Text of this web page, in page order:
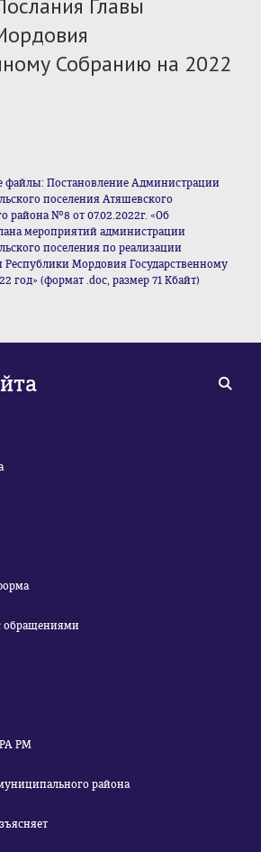
Главы
Собранию на 2022
файлы: Постановление Администрации
поселения Атяшевского
района №8 от 07.02.2022г. «Об
мероприятий администрации
поселения по реализации
Республики Мордовия Государственному
год» (формат .doc, размер 71 Кбайт)
обращениями
РМ
района